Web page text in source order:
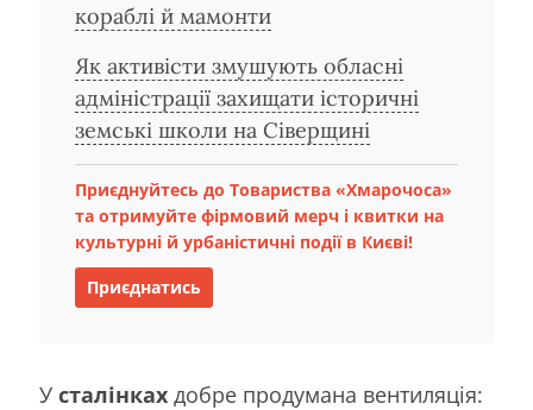
кораблі й мамонти
Як активісти змушують обласні
адміністрації захищати історичні
земські школи на Сіверщині
Приєднуйтесь до Товариства «Хмарочоса»
та отримуйте фірмовий мерч і квитки на
культурні й урбаністичні події в Києві!
Приєднатись
У сталінках добре продумана вентиляція: